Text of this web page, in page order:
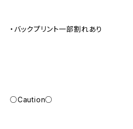
・バックプリント一部割れあり
○Caution○